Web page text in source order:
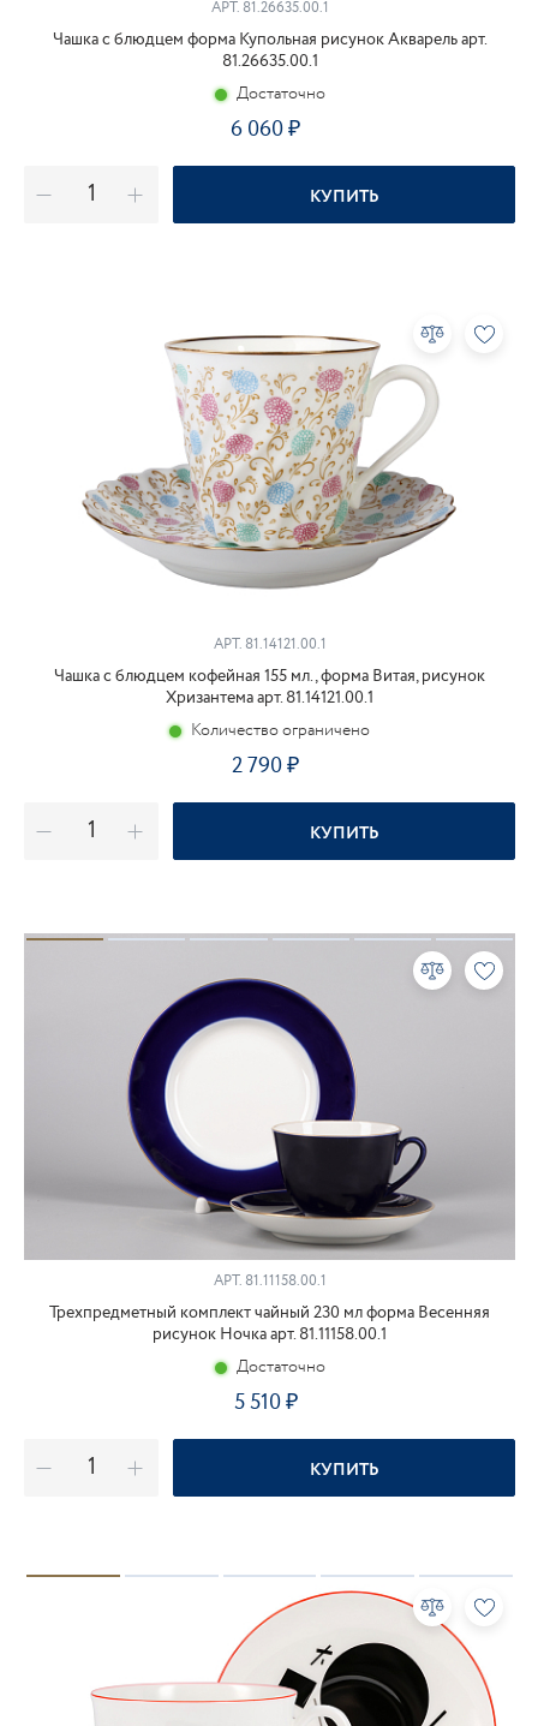
АРТ.81.26635.00.1
Чашка с блюдцем форма Купольная рисунок Акварель арт.
81.26635.00.1
Достаточно
6 060
КУПИТЬ
АРТ.81.14121.00.1
Чашка с блюдцем кофейная 155 мл., форма Витая, рисунок
Хризантема арт. 81.14121.00.1
Количество ограничено
2 790
КУПИТЬ
АРТ.81.11158.00.1
Трехпредметный комплект чайный 230 мл форма Весенняя
рисунок Ночка арт. 81.11158.00.1
Достаточно
5 510
КУПИТЬ